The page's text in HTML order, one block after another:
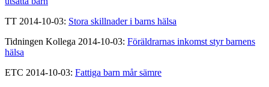
TT 2014-10-03: Stora skillnader i barns hälsa
Tidningen Kollega 2014-10-03: Föräldrarnas inkomst styr barnens
hälsa
ETC 2014-10-03: Fattiga barn mår sämre